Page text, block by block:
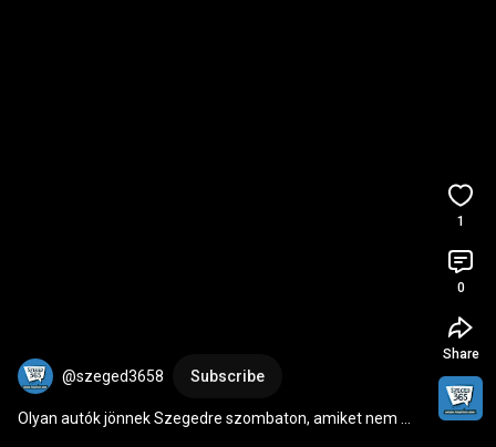
@szeged3658 Subscribe
Olyan autók jönnek Szegedre szombaton, amiket nem
1
0
Share